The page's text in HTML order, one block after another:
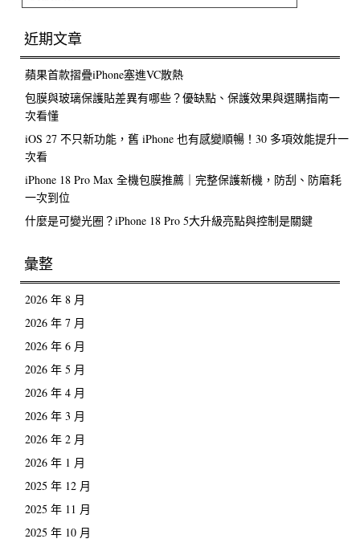
近期文章
蘋果首款摺疊iPhone塞進VC散熱
包膜與玻璃保護貼差異有哪些？優缺點、保護效果與選購指南一
次看懂
iOS 27 不只新功能，舊 iPhone 也有感變順暢！30 多項效能提升一
次看
iPhone 18 Pro Max 全機包膜推薦｜完整保護新機，防刮、防磨耗
一次到位
什麼是可變光圈？iPhone 18 Pro 5大升級亮點與控制是關鍵
彙整
2026 年 8 月
2026 年 7 月
2026 年 6 月
2026 年 5 月
2026 年 4 月
2026 年 3 月
2026 年 2 月
2026 年 1 月
2025 年 12 月
2025 年 11 月
2025 年 10 月